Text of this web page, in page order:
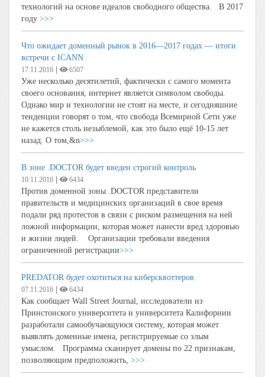
технологий на основе идеалов свободного общества. В 2017
году >>>
Что ожидает доменный рынок в 2016—2017 годах — итоги
встречи с ICANN
17.11.2016 6507
Уже несколько десятилетий, фактически с самого момента
своего основания, интернет является символом свободы.
Однако мир и технологии не стоят на месте, и сегодняшние
тенденции говорят о том, что свобода Всемирной Cети уже
не кажется столь незыблемой, как это было ещё 10-15 лет
назад. О том,&n>>>
В зоне .DOCTOR будет введен строгий контроль
10.11.2016 6434
Против доменной зоны .DOCTOR представители
правительств и медицинских организаций в свое время
подали ряд протестов в связи с риском размещения на ней
ложной информации, которая может нанести вред здоровью
и жизни людей. Организации требовали введения
ограниченной регистрации>>>
PREDATOR будет охотиться на киберсквоттеров
07.11.2016 6434
Как сообщает Wall Street Journal, исследователи из
Принстонского университета и университета Калифорнии
разработали самообучающуюся систему, которая может
выявлять доменные имена, регистрируемые со злым
умыслом. Программа сканирует домены по 22 признакам,
позволяющим предположить, >>>